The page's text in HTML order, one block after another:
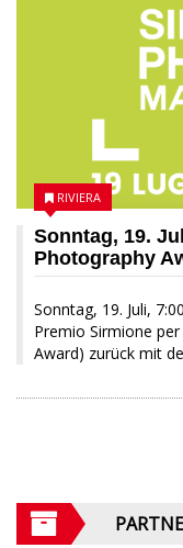
Sonntag, 19.
Photography
Sonntag, 19. Juli,
Premio Sirmione
Award) zurück mit
RIVIERA